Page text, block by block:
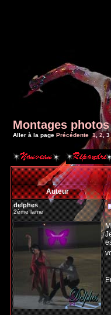
Montages photos
Aller à la page Précédente 1,2 3
Auteur
delphes
2ème lame